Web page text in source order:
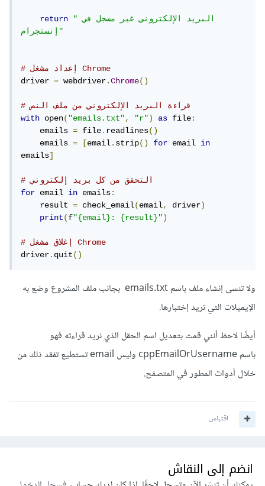
return
"البريد الإلكتروني غير مسجل في
إنستجرام"
# إعداد مشغل Chrome
driver = webdriver.Chrome()
# قراءة البريد الإلكتروني من ملف النص
with open("emails.txt", "r") as file:
    emails
= file.readlines()
    emails
= [email.strip() for email in
emails]
# التحقق من كل بريد إلكتروني
for email in emails:
    result
= check_email(email, driver)
print(f"{email}: {result}")
# إغلاق مشغل Chrome
driver.quit()
ولا تنسى إنشاء ملف باسم emails.txt بجانب ملف المشروع وضع به
الإيميلات التي تريد إختبارها.
أيضًا لاحظ أنني قمت بتعديل اسم الحقل الذي نريد قراءته فهو
باسم cppEmailOrUsername وليس email تستطيع تفقد ذلك من
خلال أدوات المطور في المتصفح.
اقتباس
انضم إلى النقاش